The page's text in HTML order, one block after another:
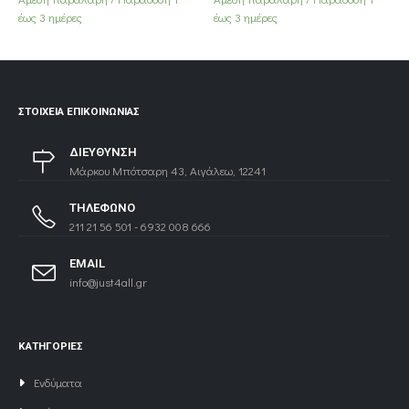
έως 3 ημέρες
έως 3 ημέρες
ΣΤΟΙΧΕΊΑ ΕΠΙΚΟΙΝΩΝΊΑΣ
ΔΙΕΥΘΥΝΣΗ
Μάρκου Μπότσαρη 43, Αιγάλεω, 12241
ΤΗΛΕΦΩΝΟ
211 21 56 501 - 6932 008 666
EMAIL
info@just4all.gr
ΚΑΤΗΓΟΡΙΕΣ
Ενδύματα